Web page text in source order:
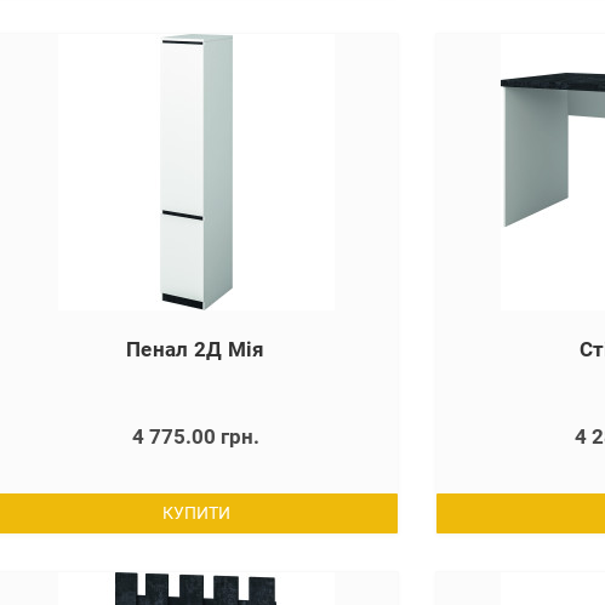
Пенал 2Д Мія
4 775.00 грн.
КУПИТИ
4